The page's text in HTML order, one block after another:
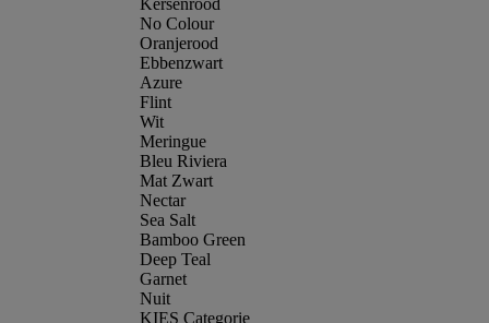
Kersenrood
No Colour
Oranjerood
Ebbenzwart
Azure
Flint
Wit
Meringue
Bleu Riviera
Mat Zwart
Nectar
Sea Salt
Bamboo Green
Deep Teal
Garnet
Nuit
KIES Categorie